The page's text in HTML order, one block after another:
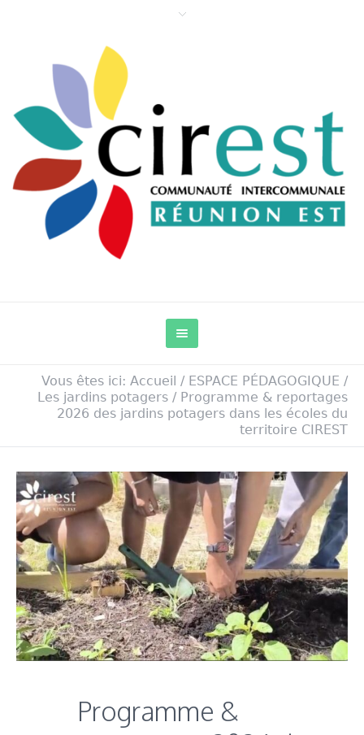
Vous êtes ici: Accueil / ESPACE PÉDAGOGIQUE /
Les jardins potagers / Programme & reportages
2026 des jardins potagers dans les écoles du
territoire CIREST
Programme &